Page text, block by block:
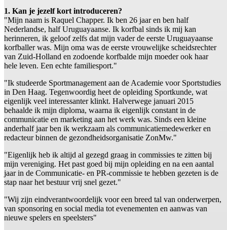
1. Kan je jezelf kort introduceren?
"Mijn naam is Raquel Chapper. Ik ben 26 jaar en ben half
Nederlandse, half Uruguayaanse. Ik korfbal sinds ik mij kan
herinneren, ik geloof zelfs dat mijn vader de eerste Uruguayaanse
korfballer was. Mijn oma was de eerste vrouwelijke scheidsrechter
van Zuid-Holland en zodoende korfbalde mijn moeder ook haar
hele leven. Een echte familiesport."
"Ik studeerde Sportmanagement aan de Academie voor Sportstudies
in Den Haag. Tegenwoordig heet de opleiding Sportkunde, wat
eigenlijk veel interessanter klinkt. Halverwege januari 2015
behaalde ik mijn diploma, waarna ik eigenlijk constant in de
communicatie en marketing aan het werk was. Sinds een kleine
anderhalf jaar ben ik werkzaam als communicatiemedewerker en
redacteur binnen de gezondheidsorganisatie ZonMw."
"Eigenlijk heb ik altijd al gezegd graag in commissies te zitten bij
mijn vereniging. Het past goed bij mijn opleiding en na een aantal
jaar in de Communicatie- en PR-commissie te hebben gezeten is de
stap naar het bestuur vrij snel gezet."
"Wij zijn eindverantwoordelijk voor een breed tal van onderwerpen,
van sponsoring en social media tot evenementen en aanwas van
nieuwe spelers en speelsters"